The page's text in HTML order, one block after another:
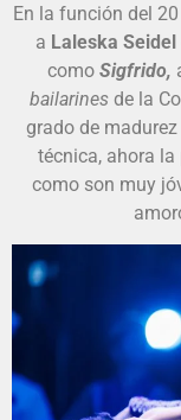
En la función del
a Laleska Seidel
como Sigfrido,
bailarines de la
grado de
técnica, ahora la
como son muy